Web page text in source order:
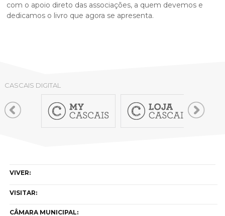
com o apoio direto das associações, a quem devemos e
dedicamos o livro que agora se apresenta.
CASCAIS DIGITAL
VIVER:
VISITAR:
CÂMARA MUNICIPAL: